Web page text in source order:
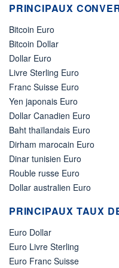
PRINCIPAUX
Bitcoin Euro
Bitcoin Dollar
Dollar Euro
Livre Sterling Euro
Franc Suisse Euro
Yen japonais Euro
Dollar Canadien Euro
Baht thaïlandais Euro
Dirham marocain Euro
Dinar tunisien Euro
Rouble russe Euro
Dollar australien Euro
PRINCIPAUX TAUX
Euro Dollar
Euro Livre Sterling
Euro Franc Suisse